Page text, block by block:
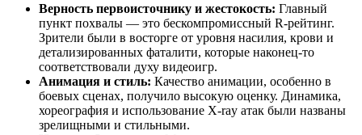
Верность первоисточнику и жестокость: Главный
пункт похвалы — это бескомпромиссный R-рейтинг.
Зрители были в восторге от уровня насилия, крови и
детализированных фаталити, которые наконец-то
соответствовали духу видеоигр.
Анимация и стиль: Качество анимации, особенно в
боевых сценах, получило высокую оценку. Динамика,
хореография и использование X-ray атак были названы
зрелищными и стильными.